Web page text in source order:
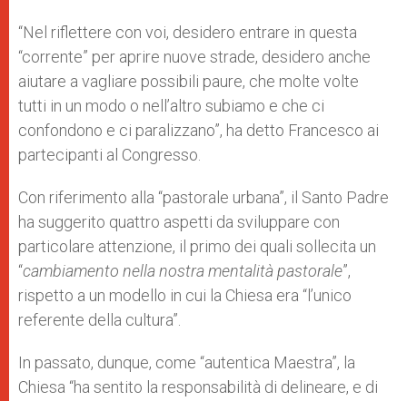
“Nel riflettere con voi, desidero entrare in questa
“corrente” per aprire nuove strade, desidero anche
aiutare a vagliare possibili paure, che molte volte
tutti in un modo o nell’altro subiamo e che ci
confondono e ci paralizzano”, ha detto Francesco ai
partecipanti al Congresso.
Con riferimento alla “pastorale urbana”, il Santo Padre
ha suggerito quattro aspetti da sviluppare con
particolare attenzione, il primo dei quali sollecita un
“cambiamento nella nostra mentalità pastorale”,
rispetto a un modello in cui la Chiesa era “l’unico
referente della cultura”.
In passato, dunque, come “autentica Maestra”, la
Chiesa “ha sentito la responsabilità di delineare, e di